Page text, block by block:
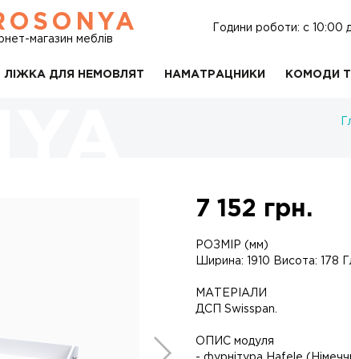
магазин меблів
Години роботи: c 10:00
ЛІЖКА ДЛЯ НЕМОВЛЯТ НАМАТРАЦНИКИ КОМОДИ
7 152 грн.
РОЗМІР (мм)
Ширина: 1910 Висота: 178
МАТЕРІАЛИ
ДСП Swisspan.
ОПИС модуля